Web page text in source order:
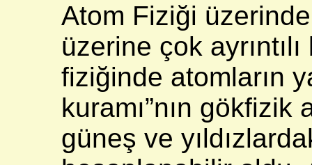
Atom Fiziği üzerinde
üzerine çok
fiziğinde atomların
kuramı”nın gökfizik
güneş ve